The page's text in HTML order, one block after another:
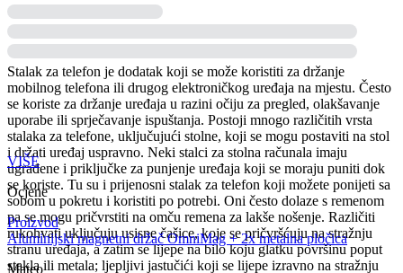
Stalak za telefon je dodatak koji se može koristiti za držanje
mobilnog telefona ili drugog elektroničkog uređaja na mjestu. Često
se koriste za držanje uređaja u razini očiju za pregled, olakšavanje
uporabe ili sprječavanje ispuštanja. Postoji mnogo različitih vrsta
stalaka za telefone, uključujući stolne, koji se mogu postaviti na stol
i držati uređaj uspravno. Neki stalci za stolna računala imaju
ugrađene i priključke za punjenje uređaja koji se moraju puniti dok
se koriste. Tu su i prijenosni stalak za telefon koji možete ponijeti sa
sobom u pokretu i koristiti po potrebi. Oni često dolaze s remenom
pa se mogu pričvrstiti na omču remena za lakše nošenje. Različiti
rukohvati uključuju usisne čašice, koje se pričvršćuju na stražnju
stranu uređaja, a zatim se lijepe na bilo koju glatku površinu poput
stakla ili metala; ljepljivi jastučići koji se lijepe izravno na stražnju
VIŠE
Ocjene
Proizvod
Aluminijski magnetni držač OmniMag + 2x metalna pločica
Mateo